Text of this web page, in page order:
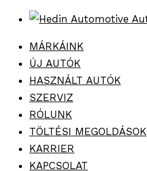
MÁRKÁINK
ÚJ AUTÓK
HASZNÁLT AUTÓK
SZERVIZ
RÓLUNK
TÖLTÉSI MEGOLDÁSOK
KARRIER
KAPCSOLAT